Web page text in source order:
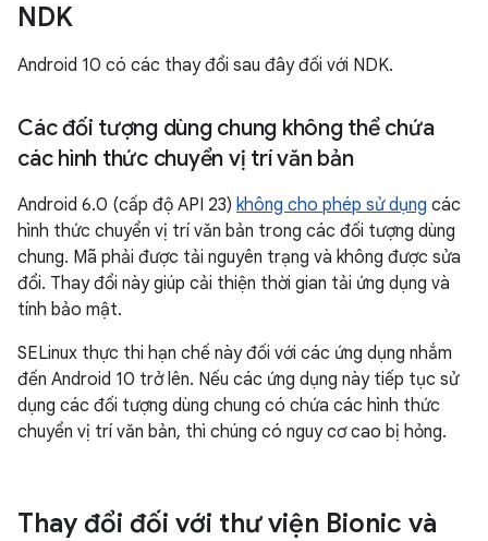
NDK
Android 10 có các thay đổi sau đây đối với NDK.
Các đối tượng dùng chung không thể chứa
các hình thức chuyển vị trí văn bản
Android 6.0 (cấp độ API 23) không cho phép sử dụng các
hình thức chuyển vị trí văn bản trong các đối tượng dùng
chung. Mã phải được tải nguyên trạng và không được sửa
đổi. Thay đổi này giúp cải thiện thời gian tải ứng dụng và
tính bảo mật.
SELinux thực thi hạn chế này đối với các ứng dụng nhắm
đến Android 10 trở lên. Nếu các ứng dụng này tiếp tục sử
dụng các đối tượng dùng chung có chứa các hình thức
chuyển vị trí văn bản, thì chúng có nguy cơ cao bị hỏng.
Thay đổi đối với thư viện Bionic và